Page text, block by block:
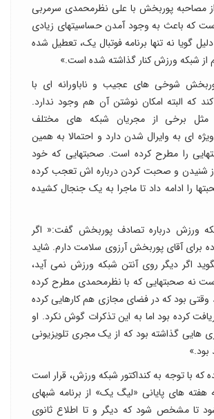
مصاحبه پوربخش با علی نظرمحمدی سرمربی
است که باعث به وجود آمدن حساسیتهای زیادی
گویا نه تنها برنامه فوتبال یک، تعطیل شده
شبکه ورزش کنار گذاشته شده است.»
شوخی های عجیب و ناباورانه ای با
که البته امکان نوشتن آن هم وجود ندارد.
مثل برخی از مجریان شبکه های مختلف
ویژه ای به وایرال شدن دارد و احتمالا به همین
را مطرح کرده است. صحبتهایی که خود
شنیدن و صحبت کردن درباره اش تعجب کرده
را ادامه داد تا ماجرا به یک جنجال کشیده
ورزش درباره تصادف پوربخش گفت:« اگر
برای آقای پوربخش آرزوی سلامت دارم. شاید
اگر دیگر روی آنتن شبکه ورزش نمی آید،
نه صحبتهایی که با نظرمحمدی مطرح کرده
بود که در فضای مجازی هم کارهایی کرده
کرده بود اما به این تذکرات گوش نکرد. او
هایی گذاشته بود که از یک مجری تلویزیونی
که با توجه به کنداکتور شبکه ورزش، قرار است
هفته های پایانی «لیگ یک» از برنامه شبهای
تا مشخص شود که دیگر و تا اطلاع ثانوی